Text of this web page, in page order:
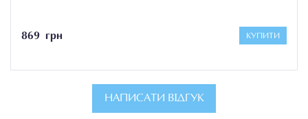
869 грн КУПИТИ
НАПИСАТИ ВІДГУК